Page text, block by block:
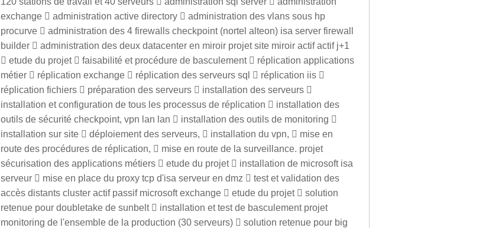
exchange  administration active directory  administration des vlans sous hp
procurve  administration des 4 firewalls checkpoint (nortel alteon) isa server firewall
builder  administration des deux datacenter en miroir projet site miroir actif actif j+1
 etude du projet  faisabilité et procédure de basculement  réplication applications
métier  réplication exchange  réplication des serveurs sql  réplication iis 
réplication fichiers  préparation des serveurs  installation des serveurs 
installation et configuration de tous les processus de réplication  installation des
outils de sécurité checkpoint, vpn lan lan  installation des outils de monitoring 
installation sur site  déploiement des serveurs,  installation du vpn,  mise en
route des procédures de réplication,  mise en route de la surveillance. projet
sécurisation des applications métiers  etude du projet  installation de microsoft isa
serveur  mise en place du proxy tcp d'isa serveur en dmz  test et validation des
accès distants cluster actif passif microsoft exchange  etude du projet  solution
retenue pour doubletake de sunbelt  installation et test de basculement projet
monitoring de l'ensemble de la production (30 serveurs)  solution retenue pour big